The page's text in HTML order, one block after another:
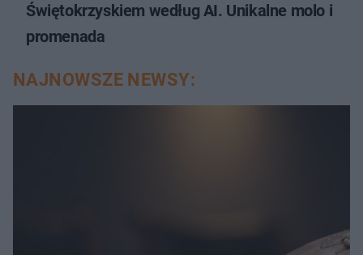
Świętokrzyskiem według AI. Unikalne molo i
promenada
NAJNOWSZE NEWSY: